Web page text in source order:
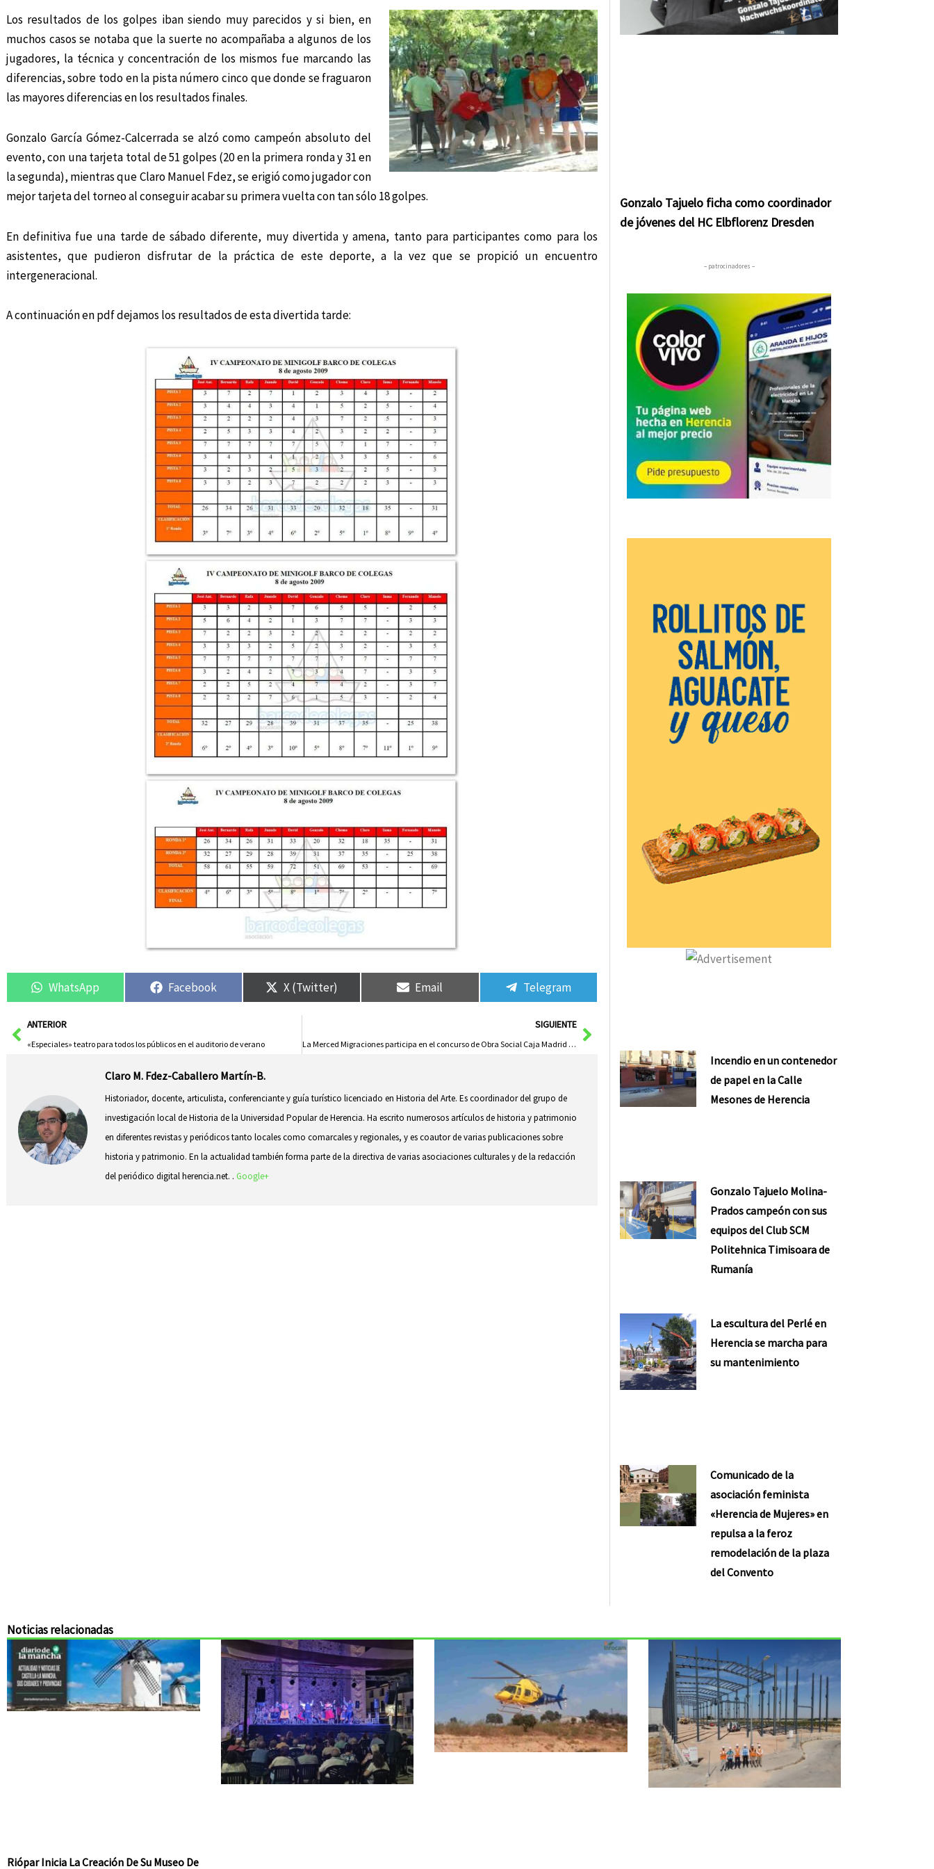
Los resultados de los golpes iban siendo muy parecidos y si bien, en
muchos casos se notaba que la suerte no acompañaba a algunos de los
jugadores, la técnica y concentración de los mismos fue marcando las
diferencias, sobre todo en la pista número cinco que donde se fraguaron
las mayores diferencias en los resultados finales.
Gonzalo García Gómez-Calcerrada se alzó como campeón absoluto del
evento, con una tarjeta total de 51 golpes (20 en la primera ronda y 31 en
la segunda), mientras que Claro Manuel Fdez, se erigió como jugador con
mejor tarjeta del torneo al conseguir acabar su primera vuelta con tan sólo 18 golpes.
En definitiva fue una tarde de sábado diferente, muy divertida y amena, tanto para participantes como para los
asistentes, que pudieron disfrutar de la práctica de este deporte, a la vez que se propició un encuentro
intergeneracional.
A continuación en pdf dejamos los resultados de esta divertida tarde:
WhatsApp Facebook X (Twitter) Email Telegram
AntANTERIOR
«Especiales» teatro para todos los públicos en el auditorio de verano
SIGUIENTE
La Merced Migraciones participa en el concurso de Obra Social Caja Madrid para premiar los mejores blog sociales
Siguiente
Claro M. Fdez-Caballero Martín-B.
Historiador, docente, articulista, conferenciante y guía turístico licenciado en Historia del Arte. Es coordinador del grupo de
investigación local de Historia de la Universidad Popular de Herencia. Ha escrito numerosos artículos de historia y patrimonio
en diferentes revistas y periódicos tanto locales como comarcales y regionales, y es coautor de varias publicaciones sobre
historia y patrimonio. En la actualidad también forma parte de la directiva de varias asociaciones culturales y de la redacción
del periódico digital herencia.net. . Google+
Gonzalo Tajuelo ficha como coordinador
de jóvenes del HC Elbflorenz Dresden
– patrocinadores –
Incendio en un contenedor
de papel en la Calle
Mesones de Herencia
Gonzalo Tajuelo Molina-
Prados campeón con sus
equipos del Club SCM
Politehnica Timisoara de
Rumanía
La escultura del Perlé en
Herencia se marcha para
su mantenimiento
Comunicado de la
asociación feminista
«Herencia de Mujeres» en
repulsa a la feroz
remodelación de la plaza
del Convento
Noticias relacionadas
Riópar Inicia La Creación De Su Museo De